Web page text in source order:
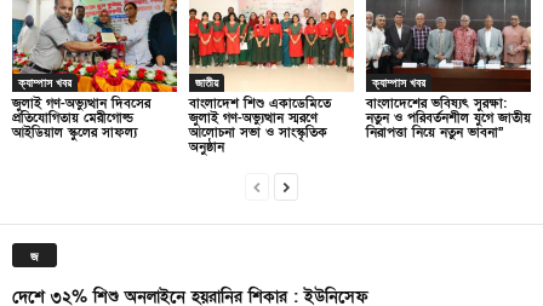
ক্যাম্পাস খবর
জুলাই গণ-অভ্যুত্থান দিবসের
প্রতিযোগিতায় মেরীগোল্ড
আইডিয়াল স্কুলের সাফল্য
জাতীয়
বাংলাদেশ শিশু একাডেমিতে
জুলাই গণ-অভ্যুত্থান স্মরণে
আলোচনা সভা ও সাংস্কৃতিক
অনুষ্ঠান
ক্যাম্পাস খবর
বাংলাদেশের ভবিষ্যৎ সুরক্ষা:
নতুন ও পরিবর্তনশীল যুগে জাতীয়
নিরাপত্তা নিয়ে নতুন ভাবনা”
জ
দেশে ৩২% শিশু অনলাইনে হয়রানির শিকার : ইউনিসেফ